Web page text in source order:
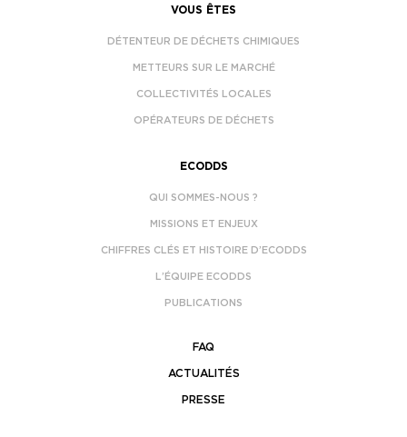
VOUS ÊTES
DÉTENTEUR DE DÉCHETS CHIMIQUES
METTEURS SUR LE MARCHÉ
COLLECTIVITÉS LOCALES
OPÉRATEURS DE DÉCHETS
ECODDS
QUI SOMMES-NOUS ?
MISSIONS ET ENJEUX
CHIFFRES CLÉS ET HISTOIRE D’ECODDS
L’ÉQUIPE ECODDS
PUBLICATIONS
FAQ
ACTUALITÉS
PRESSE